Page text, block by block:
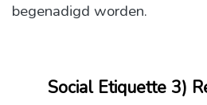
begenadigd worden.
Social Etiquette 3)